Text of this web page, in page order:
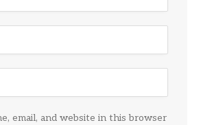
email, and website in this browser